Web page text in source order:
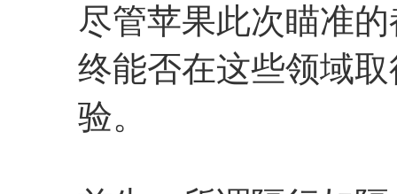
尽管苹果此次瞄准
终能否在这些领域
验。